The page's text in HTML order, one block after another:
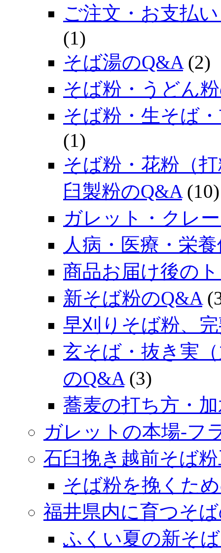
ご注文・お支払
(1)
そば湯のQ&A (2)
そば粉・うどん
そば粉・生そば
(1)
そば粉・花粉（
臼製粉のQ&A (10)
ガレット・クレ
人病・医療・栄
商品お届け後の
新そば粉のQ&A
早刈りそば粉、
玄そば・抜き実
のQ&A (3)
蕎麦の打ち方・
ガレットの本場‐フ
石臼挽き越前そば
そば粉を挽くた
福井県内に育つそ
ふくい夏の新そ